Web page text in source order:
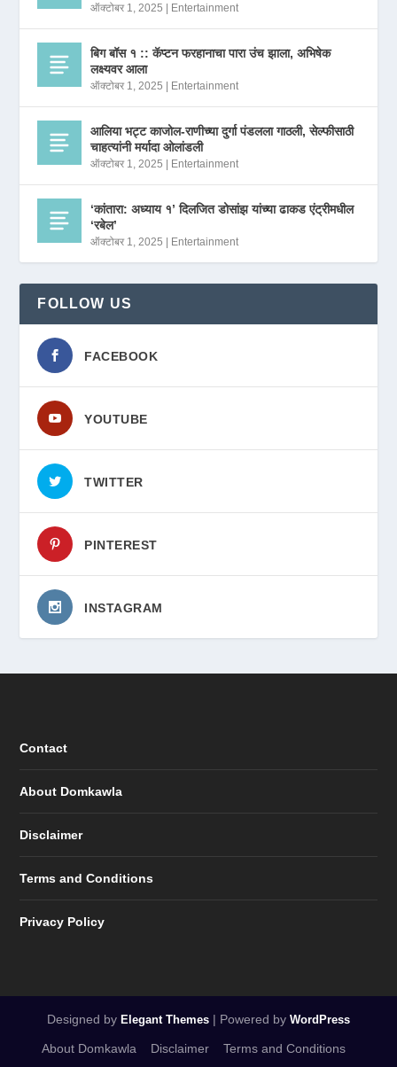
ऑक्टोबर 1, 2025 Entertainment
बिग बॉस १ :: कॅप्टन फरहानाचा पारा उंच झाला, अभिषेक
लक्ष्यवर आला
ऑक्टोबर 1, 2025 Entertainment
आलिया भट्ट काजोल-राणीच्या दुर्गा पंडलला गाठली, सेल्फीसाठी
चाहत्यांनी मर्यादा ओलांडली
ऑक्टोबर 1, 2025 Entertainment
‘कांतारा: अध्याय १’ दिलजित डोसांझ यांच्या ढाकड एंट्रीमधील
‘रबेल’
ऑक्टोबर 1, 2025 Entertainment
FOLLOW US
FACEBOOK
YOUTUBE
TWITTER
PINTEREST
INSTAGRAM
Contact
About Domkawla
Disclaimer
Terms and Conditions
Privacy Policy
Designed by Elegant Themes | Powered by WordPress
About Domkawla Disclaimer Terms and Conditions